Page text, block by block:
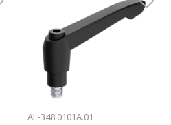
AL-348.0101A.01